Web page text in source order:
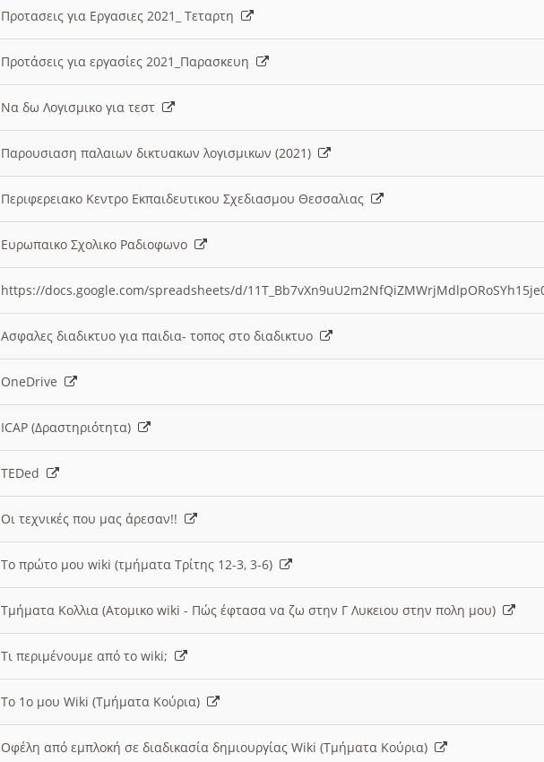
Προτασεις για Εργασιες 2021_ Τεταρτη
Προτάσεις για εργασίες 2021_Παρασκευη
Να δω Λογισμικο για τεστ
Παρουσιαση παλαιων δικτυακων λογισμικων (2021)
Περιφερειακο Κεντρο Εκπαιδευτικου Σχεδιασμου Θεσσαλιας
Ευρωπαικο Σχολικο Ραδιοφωνο
https://docs.google.com/spreadsheets/d/
Ασφαλες διαδικτυο για παιδια- τοπος στο διαδικτυο
OneDrive
ICAP (Δραστηριότητα)
TEDed
Οι τεχνικές που μας άρεσαν!!
Το πρώτο μου wiki (τμήματα Τρίτης 12-3, 3-6)
Τμήματα Κολλια (Ατομικο wiki - Πώς έφτασα να ζω στην Γ Λυκειου στην πολη μου)
Τι περιμένουμε από το wiki;
Το 1ο μου Wiki (Τμήματα Κούρια)
Οφέλη από εμπλοκή σε διαδικασία δημιουργίας Wiki (Τμήματα Κούρια)